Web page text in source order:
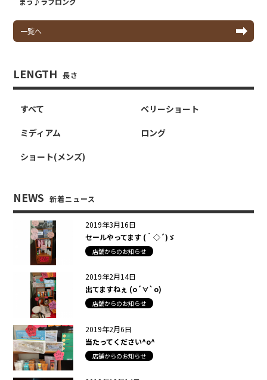
一覧へ
LENGTH 長さ
すべて
ベリーショート
ミディアム
ロング
ショート(メンズ)
NEWS 新着ニュース
2019年3月16日
セールやってます (｀◇´)ゞ
店舗からのお知らせ
2019年2月14日
出てますねぇ (о´∀`о)
店舗からのお知らせ
2019年2月6日
当たってください^o^
店舗からのお知らせ